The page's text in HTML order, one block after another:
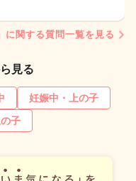
に関する質問一覧を見る
見る
妊娠中・上の子
子